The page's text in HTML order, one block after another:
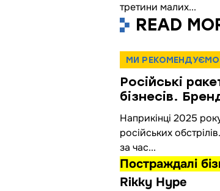
третини малих...
READ
МИ РЕКОМЕНДУЄМО
Російські
бізнесів.
Наприкінці 2025
російських
за час...
Постраждалі
Rikky Hype